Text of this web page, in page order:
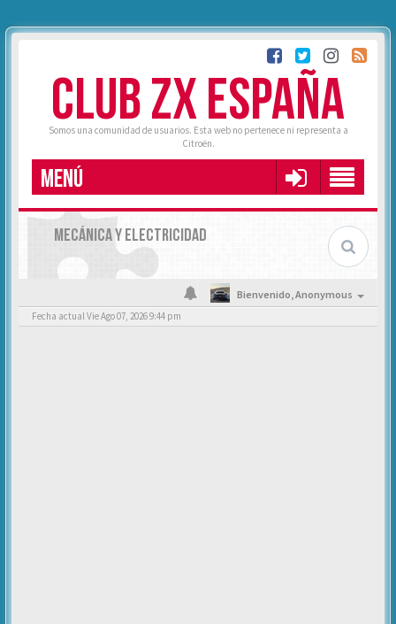
CLUB ZX ESPAÑA
Somos una comunidad de usuarios. Esta web no pertenece ni representa a
Citroën.
MENÚ
MECÁNICA Y ELECTRICIDAD
Bienvenido,Anonymous
Fecha actual Vie Ago 07, 2026 9:44 pm